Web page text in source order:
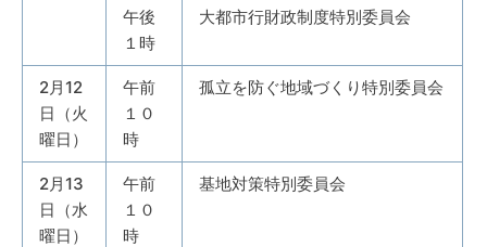
午後
１時
大都市行財政制度特別委員会
2月12
日（火
曜日）
午前
１０
時
孤立を防ぐ地域づくり特別委員会
2月13
日（水
曜日）
午前
１０
時
基地対策特別委員会